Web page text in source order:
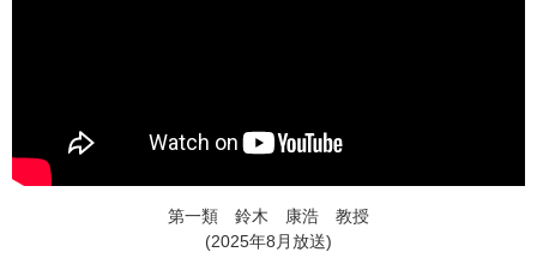
第一類 鈴木 康浩 教授
(2025年8月放送)